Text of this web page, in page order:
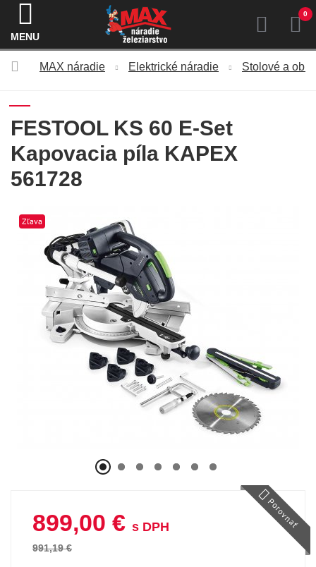
MENU
0
MAX náradie Elektrické náradie Stolové a
FESTOOL KS 60 E-Set
Kapovacia píla KAPEX
561728
Zľava
Porovnať
899,00 € s DPH
991,19 €